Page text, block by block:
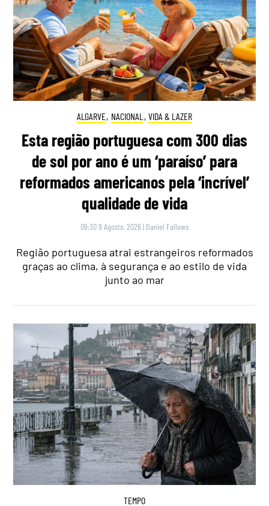
ALGARVE, NACIONAL , VIDA & LAZER
Esta região portuguesa com 300 dias
de sol por ano é um ‘paraíso’ para
reformados americanos pela ‘incrível’
qualidade de vida
09:30 9 Agosto, 2026 | Daniel Fallows
Região portuguesa atrai estrangeiros reformados
graças ao clima, à segurança e ao estilo de vida
junto ao mar
TEMPO